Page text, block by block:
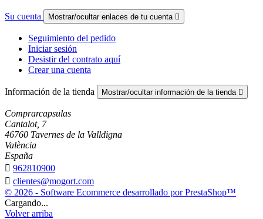
Su cuenta Mostrar/ocultar enlaces de tu cuenta 
Seguimiento del pedido
Iniciar sesión
Desistir del contrato aquí
Crear una cuenta
Información de la tienda Mostrar/ocultar información de la tienda 
Comprarcapsulas
Cantalot, 7
46760 Tavernes de la Valldigna
València
España
 962810900
 clientes@mogort.com
© 2026 - Software Ecommerce desarrollado por PrestaShop™
Cargando...
Volver arriba